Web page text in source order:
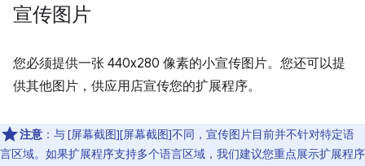
宣传图片
您必须提供一张 440x280 像素的小宣传图片。您还可以提
供其他图片，供应用店宣传您的扩展程序。
注意 ：与 [屏幕截图][屏幕截图]不同，宣传图片目前并不针对特定语
言区域。如果扩展程序支持多个语言区域，我们建议您重点展示扩展程序